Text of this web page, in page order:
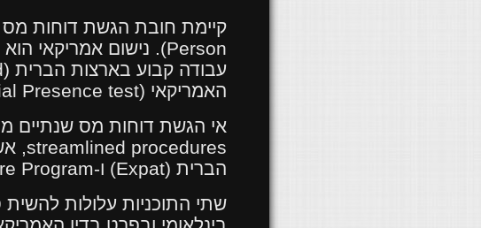
קיימת חובת הגשת דוחות
Person). נישום אמריקאי
עבודה קבוע בארצות הברית (
האמריקאי (Presence test
אי הגשת דוחות מס שנתיים
streamlined procedures
,
הברית (Expat) ו-Program
שתי התוכניות עלולות